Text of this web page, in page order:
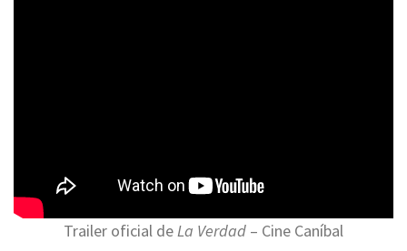
Trailer oficial deLa Verdad – Cine Caníbal